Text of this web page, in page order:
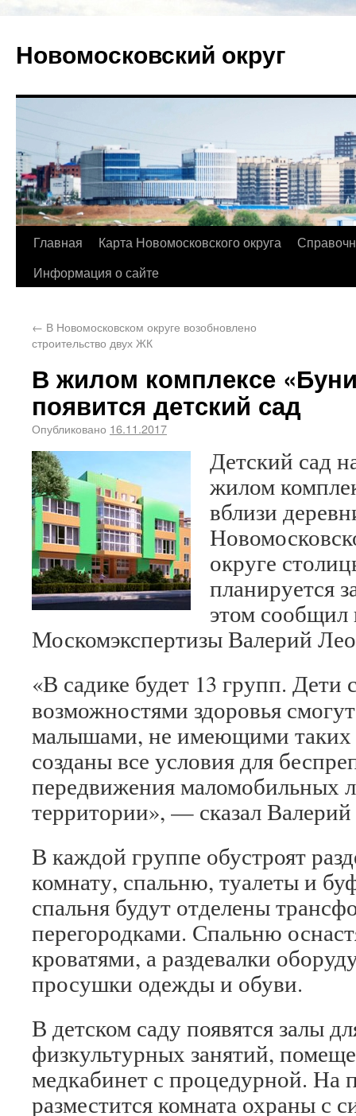
Новомосковский округ
Главная Карта Новомосковского округа
Информация о сайте
← В Новомосковском округе возобновлено
строительство двух ЖК
В жилом комплексе
появится детский сад
Опубликовано 16.11.2017
Детский сад
жилом
вблизи
округе
планируется
этом сообщил
Москомэкспертизы Валерий
«В садике будет 13 групп.
возможностями здоровья
малышами, не имеющими таких
созданы все условия для
передвижения маломобильных
территории», — сказал
В каждой группе обустроят
комнату, спальню, туалеты и
спальня будут отделены
перегородками. Спальню
кроватями, а раздевалки
просушки одежды и обуви.
В детском саду появятся залы
физкультурных занятий,
медкабинет с процедурной. На
разместится комната охраны с